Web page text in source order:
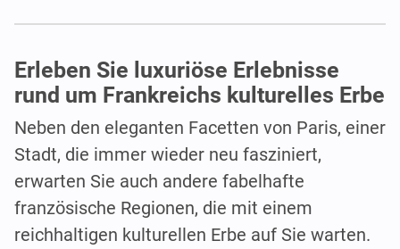
Erleben Sie luxuriöse Erlebnisse
rund um Frankreichs kulturelles Erbe
Neben den eleganten Facetten von Paris, einer
Stadt, die immer wieder neu fasziniert,
erwarten Sie auch andere fabelhafte
französische Regionen, die mit einem
reichhaltigen kulturellen Erbe auf Sie warten.